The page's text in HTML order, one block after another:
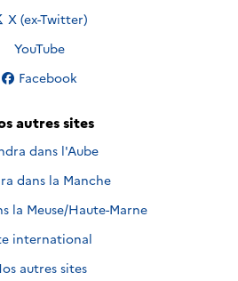
Nous suivre sur
X (ex-Twitter)
Nous suivre sur
YouTube
Nous suivre sur
Facebook
autres sites
dans l'Aube
dans la Manche
la Meuse/Haute-Marne
international
autres sites